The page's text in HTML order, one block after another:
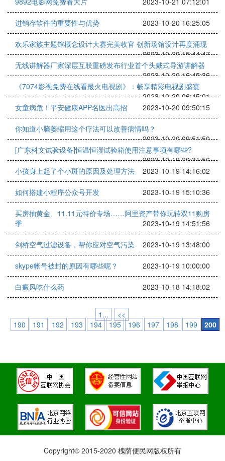
进销存软件的重要性与优势 2023-10-20 16:25:05
欢乐家族主题馆概念设计大赛完美收官 创新场馆设计再度涌现
2023-10-20 15:44:47
无线讲解器厂家深层互联重磅发布行业首个头戴式导游讲解器
2023-10-20 16:45:36
《7074影视免费在线看最火电视剧》：畅享精彩电视剧盛宴
2023-10-20 06:45:01
女童病危！平安健康APP名医出高招
2023-10-20 09:50:15
你知道小脑萎缩用这个疗法可以改善病情吗？
2023-10-20 09:51:50
[广东科文试验设备]恒温恒湿试验箱使用注意事项有哪些?
2023-10-19 20:31:56
小孩身上起了个小斑的原因及处理方法
2023-10-19 14:16:02
如何搭建小程序公众号开发 2023-10-19 15:10:36
买房抽黄金、11.11元特价专场……阿里资产带你玩转双11购房
季
2023-10-19 14:51:56
剑桥空气过滤设备，帮你应对空气污染 2023-10-19 13:48:00
skype帐号被封的原因有哪些呢？ 2023-10-19 10:00:00
白癜风吃什么药 2023-10-18 14:18:02
1...
<<
190
191 192 193 194 195 196 197 198 199 200
Copyright© 2015-2020 槐荫便民网版权所有